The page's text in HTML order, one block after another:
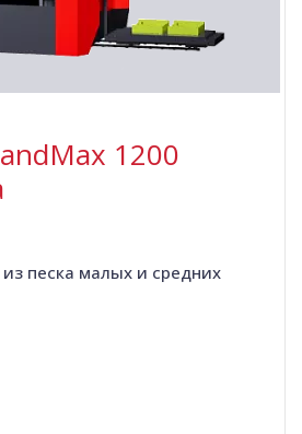
1200
песка малых и средних